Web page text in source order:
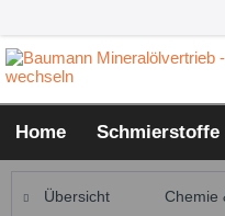
Home
Übersicht Chemie